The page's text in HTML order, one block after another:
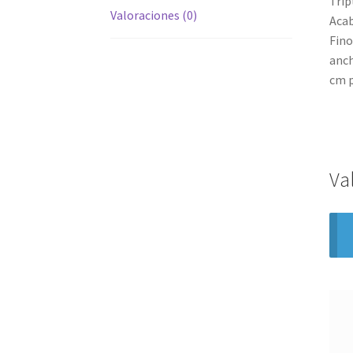
Valoraciones (0)
cm